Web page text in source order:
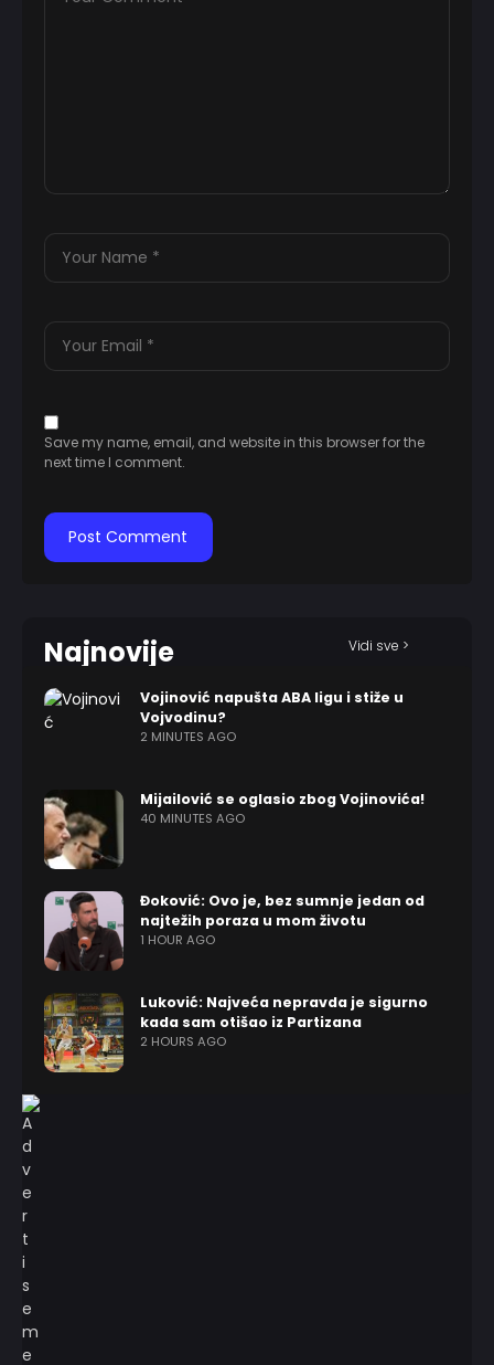
Save my name, email, and website in this browser for the
next time I comment.
Najnovije Vidi sve >
Vojinović napušta ABA ligu i stiže u
Vojvodinu?
2 MINUTES AGO
Mijailović se oglasio zbog Vojinovića!
40 MINUTES AGO
Đoković: Ovo je, bez sumnje jedan od
najtežih poraza u mom životu
1 HOUR AGO
Luković: Najveća nepravda je sigurno
kada sam otišao iz Partizana
2 HOURS AGO